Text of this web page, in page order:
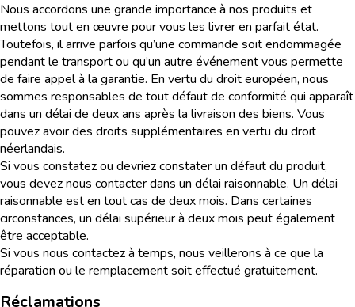
Nous accordons une grande importance à nos produits et
mettons tout en œuvre pour vous les livrer en parfait état.
Toutefois, il arrive parfois qu’une commande soit endommagée
pendant le transport ou qu’un autre événement vous permette
de faire appel à la garantie. En vertu du droit européen, nous
sommes responsables de tout défaut de conformité qui apparaît
dans un délai de deux ans après la livraison des biens. Vous
pouvez avoir des droits supplémentaires en vertu du droit
néerlandais.
Si vous constatez ou devriez constater un défaut du produit,
vous devez nous contacter dans un délai raisonnable. Un délai
raisonnable est en tout cas de deux mois. Dans certaines
circonstances, un délai supérieur à deux mois peut également
être acceptable.
Si vous nous contactez à temps, nous veillerons à ce que la
réparation ou le remplacement soit effectué gratuitement.
Réclamations